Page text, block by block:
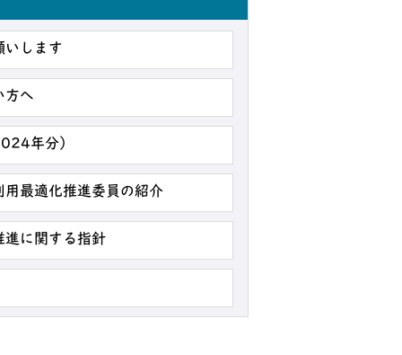
いします
方へ
年分）
最適化推進委員の紹介
進に関する指針